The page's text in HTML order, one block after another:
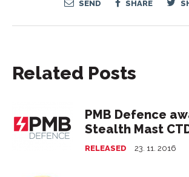
SEND SHARE
Related Posts
PMB Defence
Stealth Mast
RELEASED 23. 11. 2016